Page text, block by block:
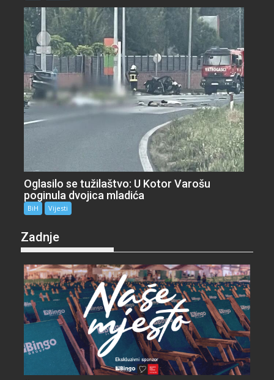
Oglasilo se tužilaštvo: U Kotor Varošu
poginula dvojica mladića
BiH Vijesti
Zadnje